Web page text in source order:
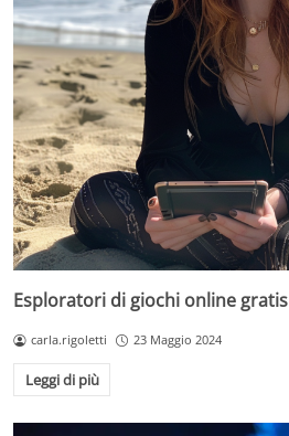
Esploratori di giochi online gratis
carla.rigoletti 23 Maggio 2024
Leggi di più